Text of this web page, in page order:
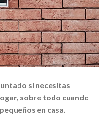
si necesitas
sobre todo cuando
en casa.